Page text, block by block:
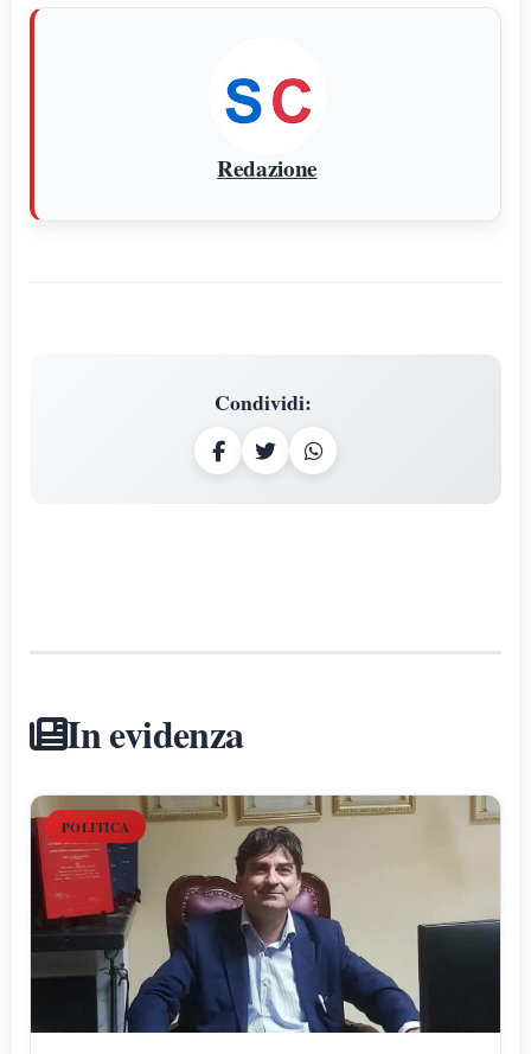
Redazione
Condividi:
In evidenza
POLITICA